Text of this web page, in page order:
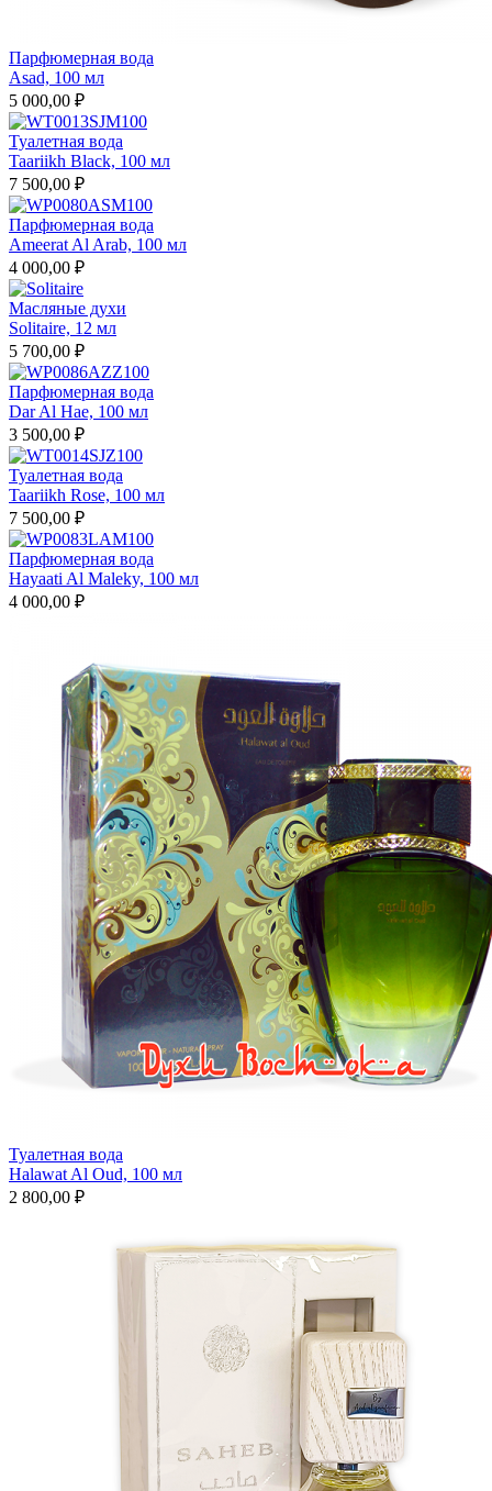
Парфюмерная вода
Asad, 100 мл
5 000,00 ₽
Туалетная вода
Taariikh Black, 100 мл
7 500,00 ₽
Парфюмерная вода
Ameerat Al Arab, 100 мл
4 000,00 ₽
Масляные духи
Solitaire, 12 мл
5 700,00 ₽
Парфюмерная вода
Dar Al Hae, 100 мл
3 500,00 ₽
Туалетная вода
Taariikh Rose, 100 мл
7 500,00 ₽
Парфюмерная вода
Hayaati Al Maleky, 100 мл
4 000,00 ₽
Туалетная вода
Halawat Al Oud, 100 мл
2 800,00 ₽